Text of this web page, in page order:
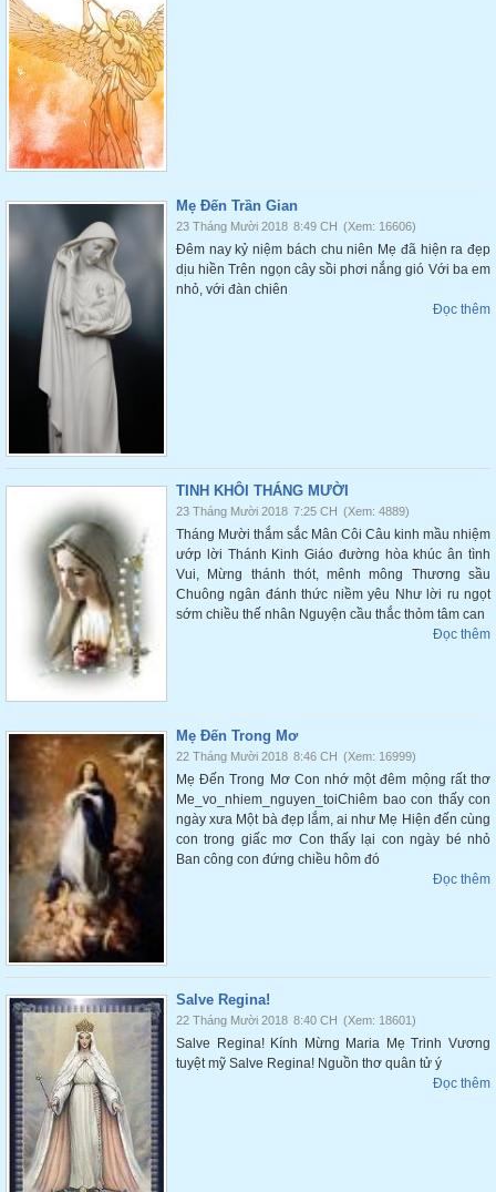
Mẹ Đến Trần Gian
23 Tháng Mười 2018 8:49 CH (Xem: 16606)
Đêm nay kỷ niệm bách chu niên Mẹ đã hiện ra đẹp
dịu hiền Trên ngọn cây sồi phơi nắng gió Với ba em
nhỏ, với đàn chiên
Đọc thêm
TINH KHÔI THÁNG MƯỜI
23 Tháng Mười 2018 7:25 CH (Xem: 4889)
Tháng Mười thắm sắc Mân Côi Câu kinh mầu nhiệm
ướp lời Thánh Kinh Giáo đường hòa khúc ân tình
Vui, Mừng thánh thót, mênh mông Thương sầu
Chuông ngân đánh thức niềm yêu Như lời ru ngọt
sớm chiều thế nhân Nguyện cầu thắc thỏm tâm can
Đọc thêm
Mẹ Đến Trong Mơ
22 Tháng Mười 2018 8:46 CH (Xem: 16999)
Mẹ Đến Trong Mơ Con nhớ một đêm mộng rất thơ
Me_vo_nhiem_nguyen_toiChiêm bao con thấy con
ngày xưa Một bà đẹp lắm, ai như Mẹ Hiện đến cùng
con trong giấc mơ Con thấy lại con ngày bé nhỏ
Ban công con đứng chiều hôm đó
Đọc thêm
Salve Regina!
22 Tháng Mười 2018 8:40 CH (Xem: 18601)
Salve Regina! Kính Mừng Maria Mẹ Trinh Vương
tuyệt mỹ Salve Regina! Nguồn thơ quân tử ý
Đọc thêm